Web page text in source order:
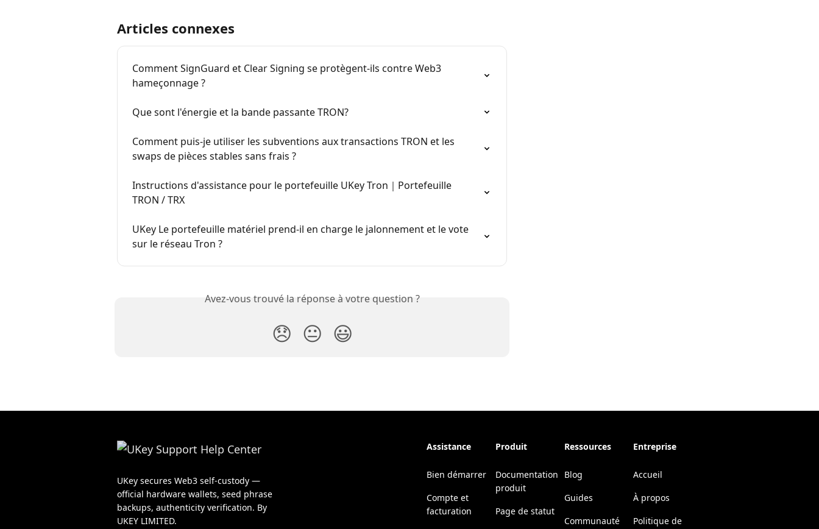
Articles connexes
Comment SignGuard et Clear Signing se protègent-ils contre Web3
hameçonnage ?
Que sont l'énergie et la bande passante TRON?
Comment puis-je utiliser les subventions aux transactions TRON et les
swaps de pièces stables sans frais ?
Instructions d'assistance pour le portefeuille UKey Tron｜Portefeuille
TRON / TRX
UKey Le portefeuille matériel prend-il en charge le jalonnement et le vote
sur le réseau Tron ?
Avez-vous trouvé la réponse à votre question ?
😞 😐 😃
UKey secures Web3 self-custody —
official hardware wallets, seed phrase
backups, authenticity verification. By
UKEY LIMITED.
Assistance
Bien démarrer
Compte et
facturation
Produit
Documentation
produit
Page de statut
Ressources
Blog
Guides
Communauté
Entreprise
Accueil
À propos
Politique de